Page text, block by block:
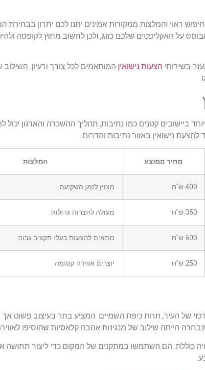
ראוי והמלצות ממקורות אמינים יתנו לכם יתרון בבחירת
על האקליפטים שלכם כזוג, ולכן לחשוב מחוץ לקופסה ולהיות
בשירותי הצעות נישואין המותאמים לכל צורך ורעיון. השילוב
ביישובים קטנים כמו נתיבות, תהליך ההשכרה והארגון יכול
נישואין באזור נתיבות והדרום:
מחיר ממוצע המלצות
400 ש"ח מצוין לזמן השקיעה
350 ש"ח מעולה לחצרות גדולות
600 ש"ח מתאים להצעות בעלי תקציב גבוה
250 ש"ח יוצרים אווירה קסומה
של העיר, תחת כיפת השמיים. המציע בחר בעיצוב פשוט
הייתה שילוב של מנגינות אהבה קלאסיות שהוסיפו
כוללת. הם השתמשו במתקנים של המקום כדי ליצור תחושה